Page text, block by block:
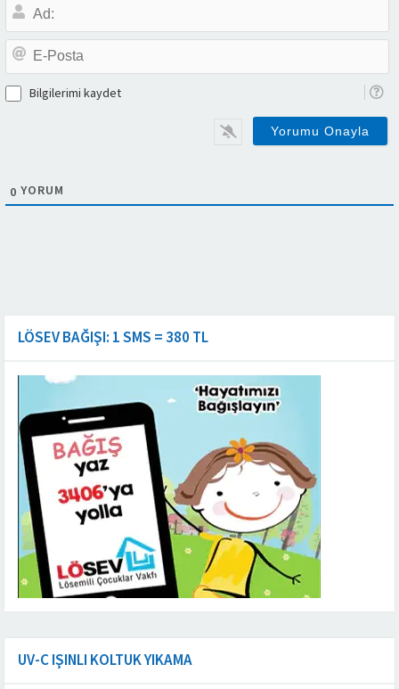
Bilgilerimi kaydet
0 YORUM
LÖSEV BAĞIŞI: 1 SMS = 380 TL
UV-C IŞINLI KOLTUK YIKAMA